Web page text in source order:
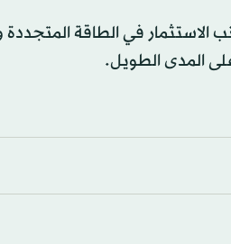
الاستثمار في الطاقة المتجددة
المدى الطويل.